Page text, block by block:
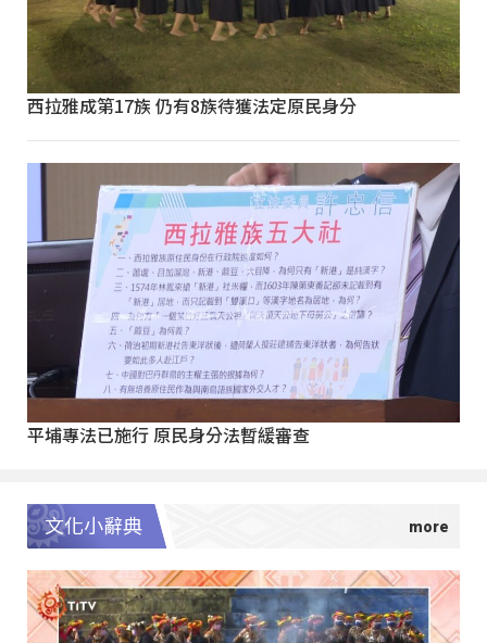
西拉雅成第17族 仍有8族待獲法定原民身分
平埔專法已施行 原民身分法暫緩審查
文化小辭典